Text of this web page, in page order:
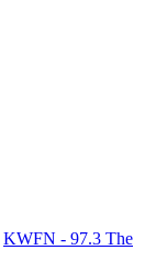
KWFN - 97.3 The